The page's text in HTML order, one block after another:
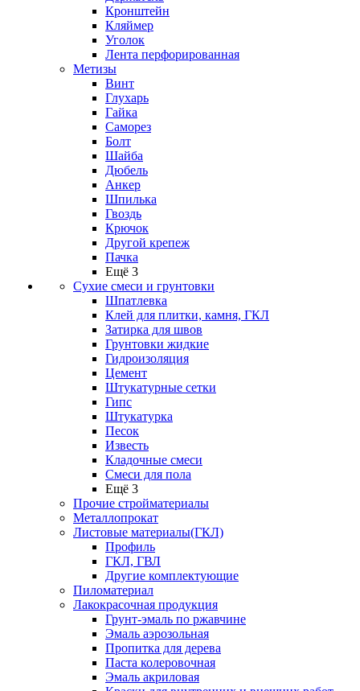
Кронштейн
Кляймер
Уголок
Лента перфорированная
Метизы
Винт
Глухарь
Гайка
Саморез
Болт
Шайба
Дюбель
Анкер
Шпилька
Гвоздь
Крючок
Другой крепеж
Пачка
Ещё 3
Сухие смеси и грунтовки
Шпатлевка
Клей для плитки, камня, ГКЛ
Затирка для швов
Грунтовки жидкие
Гидроизоляция
Цемент
Штукатурные сетки
Гипс
Штукатурка
Песок
Известь
Кладочные смеси
Смеси для пола
Ещё 3
Прочие стройматериалы
Металлопрокат
Листовые материалы(ГКЛ)
Профиль
ГКЛ, ГВЛ
Другие комплектующие
Пиломатериал
Лакокрасочная продукция
Грунт-эмаль по ржавчине
Эмаль аэрозольная
Пропитка для дерева
Паста колеровочная
Эмаль акриловая